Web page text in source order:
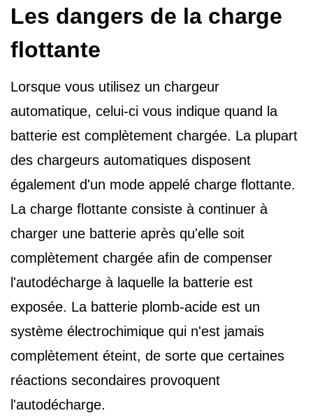
Les dangers de la charge
flottante
Lorsque vous utilisez un chargeur
automatique, celui-ci vous indique quand la
batterie est complètement chargée. La plupart
des chargeurs automatiques disposent
également d'un mode appelé charge flottante.
La charge flottante consiste à continuer à
charger une batterie après qu'elle soit
complètement chargée afin de compenser
l'autodécharge à laquelle la batterie est
exposée. La batterie plomb-acide est un
système électrochimique qui n'est jamais
complètement éteint, de sorte que certaines
réactions secondaires provoquent
l'autodécharge.